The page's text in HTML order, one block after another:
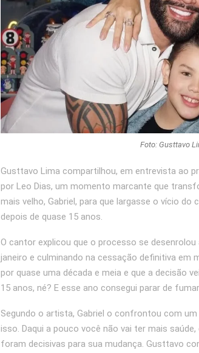
Foto: Gusttavo
Gusttavo Lima compartilhou, em entrevista ao
por Leo Dias, um momento marcante que
mais velho, Gabriel, para que largasse o vício
depois de quase 15 anos.
O cantor explicou que o processo se
janeiro e culminando na cessação definitiva em
por quase uma década e meia e que a decisão
15 anos, né? E esse ano consegui parar de
Segundo o artista, Gabriel o confrontou com
isso. Daqui a pouco você não vai ter mais
foram decisivas para sua mudança. Gusttavo